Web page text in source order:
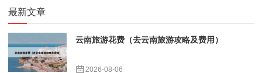
最新文章
云南旅游花费（去云南旅游攻略及费用）
2026-08-06